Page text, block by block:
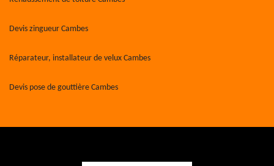
Devis zingueur Cambes
Réparateur, installateur de velux Cambes
Devis pose de gouttière Cambes